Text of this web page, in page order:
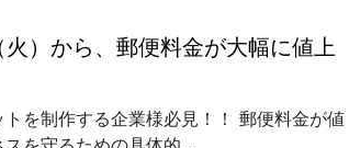
）から、郵便料金が大幅に値上
を制作する企業様必見！！ 郵便料金が値